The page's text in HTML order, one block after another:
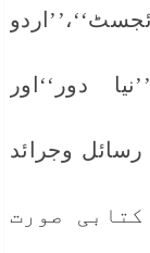
دور‘‘اور
وجرائد
تھے۔۱۹۸۷میں کتابی صورت